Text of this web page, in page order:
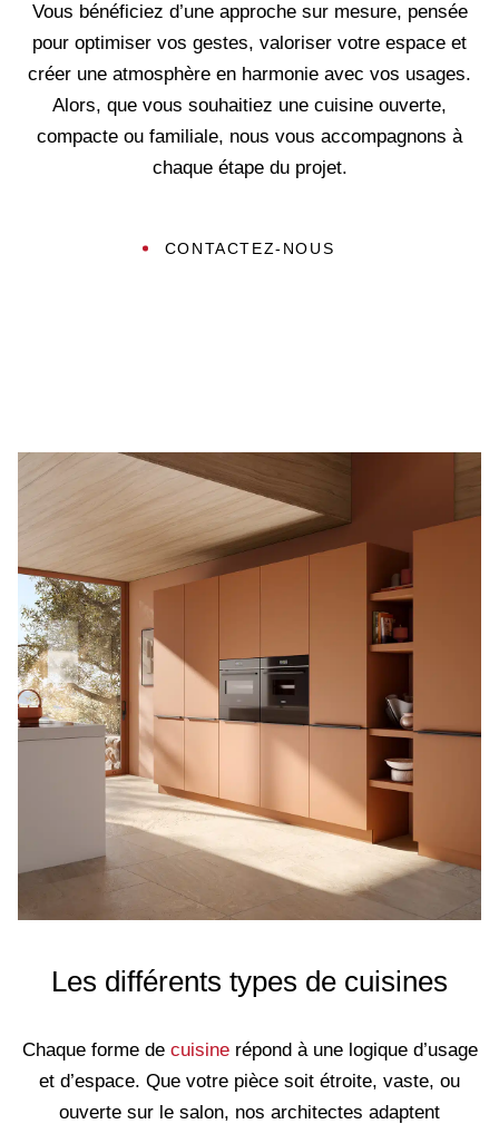
Vous bénéficiez d’une approche sur mesure, pensée
pour optimiser vos gestes, valoriser votre espace et
créer une atmosphère en harmonie avec vos usages.
Alors, que vous souhaitiez une cuisine ouverte,
compacte ou familiale, nous vous accompagnons à
chaque étape du projet.
CONTACTEZ-NOUS
Les différents types de cuisines
Chaque forme de cuisinerépond à une logique d’usage
et d’espace. Que votre pièce soit étroite, vaste, ou
ouverte sur le salon, nos architectes adaptent